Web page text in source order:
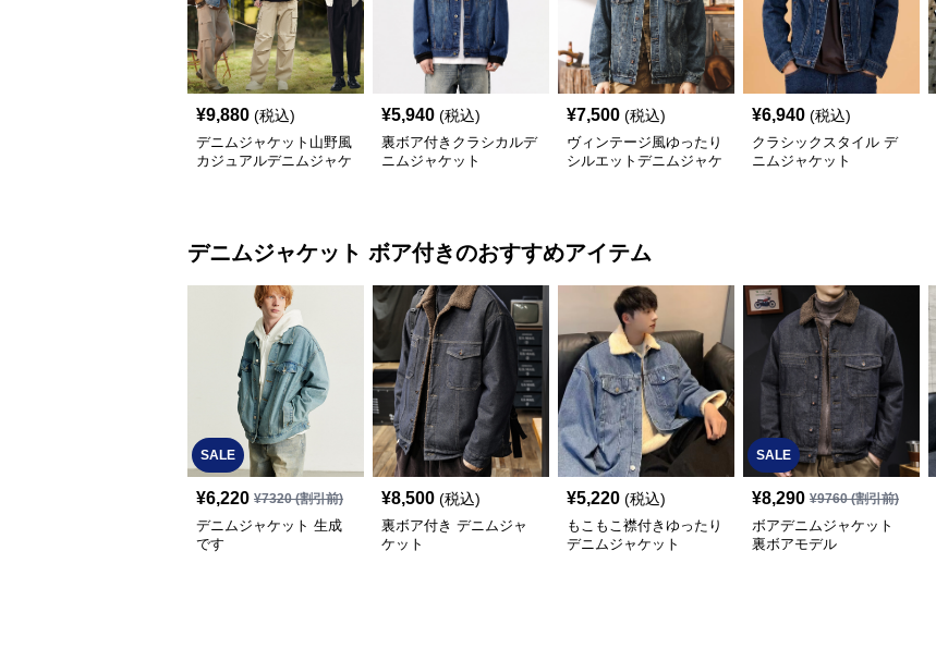
¥9,880 (税込)
デニムジャケット山野風
カジュアルデニムジャケ
¥5,940 (税込)
裏ボア付きクラシカルデ
ニムジャケット
¥7,500 (税込)
ヴィンテージ風ゆったり
シルエットデニムジャケ
¥6,940 (税込)
クラシックスタイル デ
ニムジャケット
デニムジャケット ボア付きのおすすめアイテム
SALE
¥6,220 ¥7320(割引前)
デニムジャケット 生成
です
¥8,500 (税込)
裏ボア付き デニムジャ
ケット
¥5,220 (税込)
もこもこ襟付きゆったり
デニムジャケット
SALE
¥8,290 ¥9760(割引前)
ボアデニムジャケット
裏ボアモデル